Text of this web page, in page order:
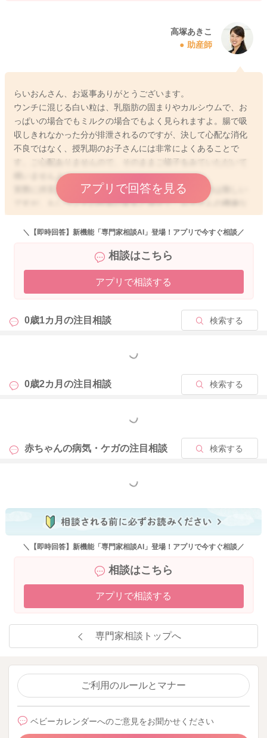
高塚あきこ
助産師
らいおんさん、お返事ありがとうございます。
ウンチに混じる白い粒は、乳脂肪の固まりやカルシウムで、お
っぱいの場合でもミルクの場合でもよく見られますよ。腸で吸
収しきれなかった分が排泄されるのですが、決して心配な消化
不良ではなく、授乳期のお子さんには非常によくあることで
す。ご心配ありませんので、そのままご様子をみていただいて
構いませんよ。
実際に拝見していませんので、臭いだけで判断するのは難しい
ですが、もしウンチの性状の変化と併せて、お子さんの機嫌な
ど気になることがあるのでしたら、ウンチのついたオムツを持
って小児科でご相談なさってくださいね。
アプリで回答を見る
＼【即時回答】新機能「専門家相談AI」登場！アプリで今すぐ相談／
相談はこちら
アプリで相談する
0歳1カ月の注目相談 検索する
もっと見る
0歳2カ月の注目相談 検索する
もっと見る
赤ちゃんの病気・ケガの注目相談 検索する
もっと見る
＼【即時回答】新機能「専門家相談AI」登場！アプリで今すぐ相談／
相談はこちら
アプリで相談する
専門家相談トップへ
ご利用のルールとマナー
ベビーカレンダーへのご意見をお聞かせください